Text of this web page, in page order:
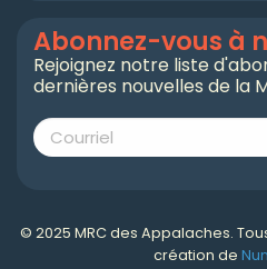
Abonnez-vous à
Rejoignez notre liste
dernières nouvelles de la
© 2025 MRC des Appalaches.
création de